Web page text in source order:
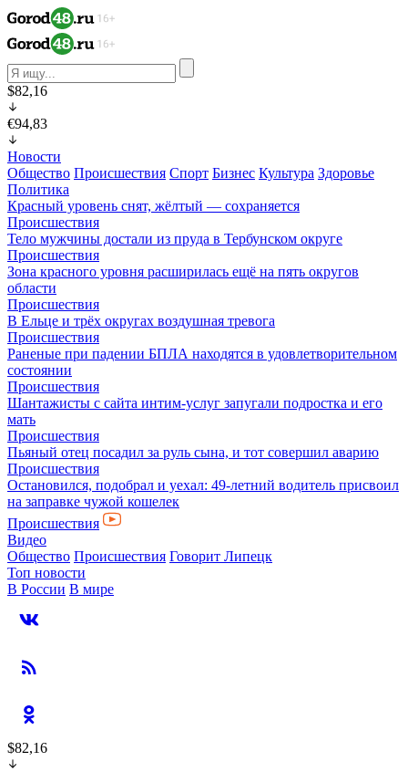
$82,16
€94,83
Новости
Общество Происшествия Спорт Бизнес Культура Здоровье
Политика
Красный уровень снят, жёлтый — сохраняется
Происшествия
Тело мужчины достали из пруда в Тербунском округе
Происшествия
Зона красного уровня расширилась ещё на пять округов
области
Происшествия
В Ельце и трёх округах воздушная тревога
Происшествия
Раненые при падении БПЛА находятся в удовлетворительном
состоянии
Происшествия
Шантажисты с сайта интим-услуг запугали подростка и его
мать
Происшествия
Пьяный отец посадил за руль сына, и тот совершил аварию
Происшествия
Остановился, подобрал и уехал: 49-летний водитель присвоил
на заправке чужой кошелек
Происшествия
Видео
Общество Происшествия Говорит Липецк
Топ новости
В России В мире
$82,16